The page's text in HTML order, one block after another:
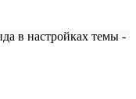
в настройках темы -